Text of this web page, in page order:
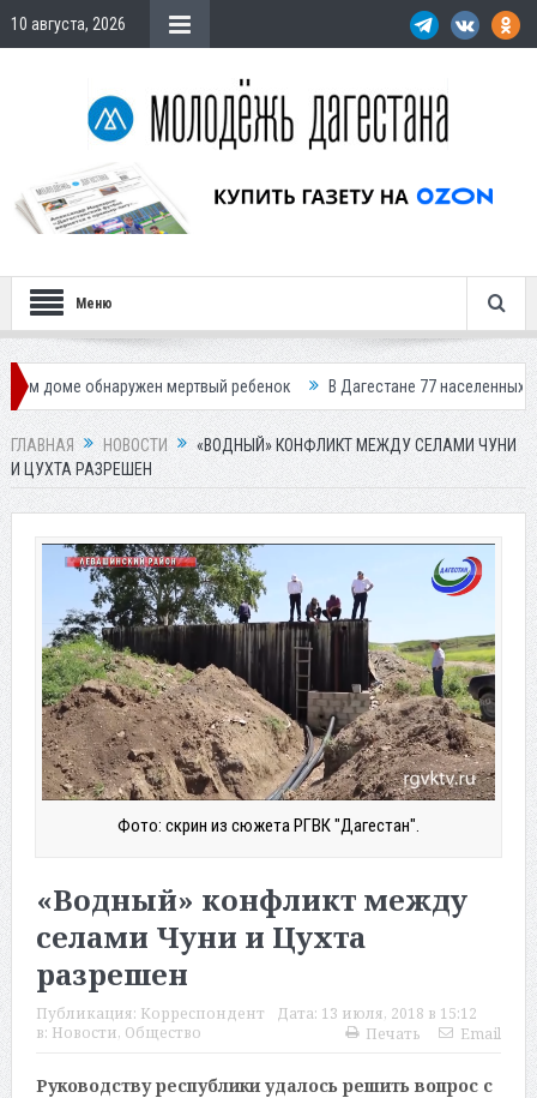
10 августа, 2026
Меню
мертвый ребенок В Дагестане 77 населенных пунктов
ГЛАВНАЯ НОВОСТИ
«ВОДНЫЙ» КОНФЛИКТ МЕЖДУ СЕЛАМИ ЧУНИ
И ЦУХТА РАЗРЕШЕН
Фото: скрин из сюжета РГВК "Дагестан".
«Водный» конфликт между
селами Чуни и Цухта
разрешен
Публикация: Корреспондент Дата: 13 июля, 2018 в 15:12
в: Новости, Общество Печать Email
Руководству республики удалось решить вопрос с